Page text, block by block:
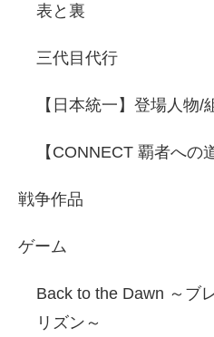
表と裏
三代目代行
【日本統一】登場人物/
【CONNECT 覇者への
戦争作品
ゲーム
Back to the Dawn ～ブ
リズン～